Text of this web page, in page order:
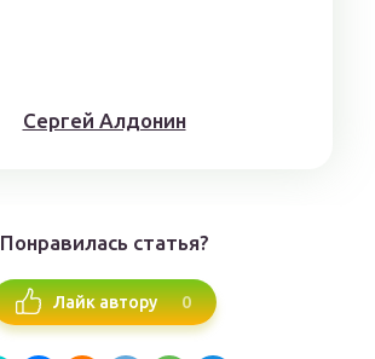
Сергей Алдонин
Понравилась статья?
Лайк автору 0